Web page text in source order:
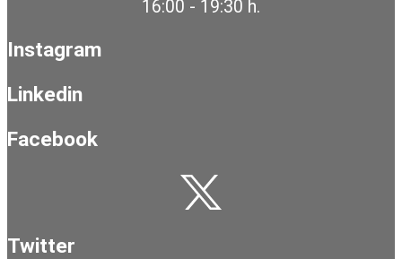
16:00 - 19:30 h.
Instagram
Linkedin
Facebook
Twitter